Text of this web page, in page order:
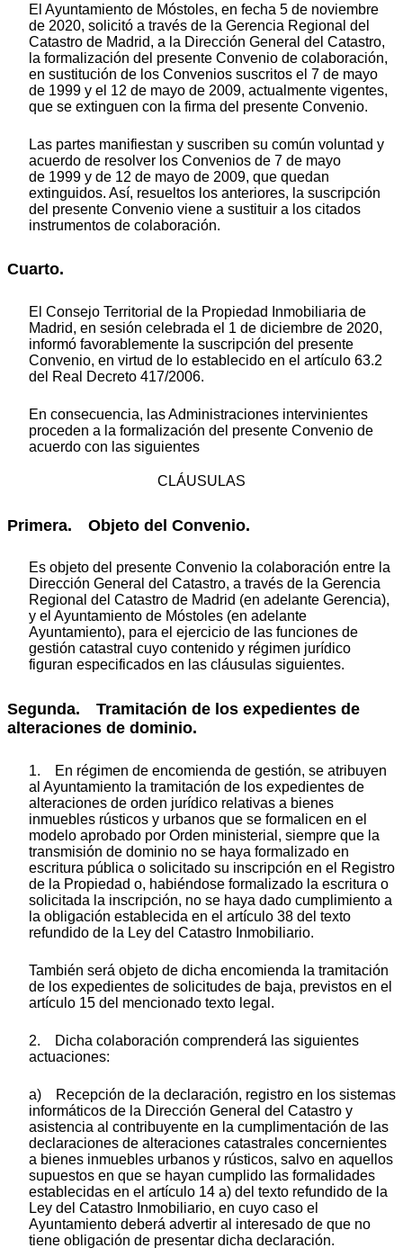
El Ayuntamiento de Móstoles, en fecha 5 de noviembre
de 2020, solicitó a través de la Gerencia Regional del
Catastro de Madrid, a la Dirección General del Catastro,
la formalización del presente Convenio de colaboración,
en sustitución de los Convenios suscritos el 7 de mayo
de 1999 y el 12 de mayo de 2009, actualmente vigentes,
que se extinguen con la firma del presente Convenio.
Las partes manifiestan y suscriben su común voluntad y
acuerdo de resolver los Convenios de 7 de mayo
de 1999 y de 12 de mayo de 2009, que quedan
extinguidos. Así, resueltos los anteriores, la suscripción
del presente Convenio viene a sustituir a los citados
instrumentos de colaboración.
Cuarto.
El Consejo Territorial de la Propiedad Inmobiliaria de
Madrid, en sesión celebrada el 1 de diciembre de 2020,
informó favorablemente la suscripción del presente
Convenio, en virtud de lo establecido en el artículo 63.2
del Real Decreto 417/2006.
En consecuencia, las Administraciones intervinientes
proceden a la formalización del presente Convenio de
acuerdo con las siguientes
CLÁUSULAS
Primera. Objeto del Convenio.
Es objeto del presente Convenio la colaboración entre la
Dirección General del Catastro, a través de la Gerencia
Regional del Catastro de Madrid (en adelante Gerencia),
y el Ayuntamiento de Móstoles (en adelante
Ayuntamiento), para el ejercicio de las funciones de
gestión catastral cuyo contenido y régimen jurídico
figuran especificados en las cláusulas siguientes.
Segunda. Tramitación de los expedientes de
alteraciones de dominio.
1. En régimen de encomienda de gestión, se atribuyen
al Ayuntamiento la tramitación de los expedientes de
alteraciones de orden jurídico relativas a bienes
inmuebles rústicos y urbanos que se formalicen en el
modelo aprobado por Orden ministerial, siempre que la
transmisión de dominio no se haya formalizado en
escritura pública o solicitado su inscripción en el Registro
de la Propiedad o, habiéndose formalizado la escritura o
solicitada la inscripción, no se haya dado cumplimiento a
la obligación establecida en el artículo 38 del texto
refundido de la Ley del Catastro Inmobiliario.
También será objeto de dicha encomienda la tramitación
de los expedientes de solicitudes de baja, previstos en el
artículo 15 del mencionado texto legal.
2. Dicha colaboración comprenderá las siguientes
actuaciones:
a) Recepción de la declaración, registro en los sistemas
informáticos de la Dirección General del Catastro y
asistencia al contribuyente en la cumplimentación de las
declaraciones de alteraciones catastrales concernientes
a bienes inmuebles urbanos y rústicos, salvo en aquellos
supuestos en que se hayan cumplido las formalidades
establecidas en el artículo 14 a) del texto refundido de la
Ley del Catastro Inmobiliario, en cuyo caso el
Ayuntamiento deberá advertir al interesado de que no
tiene obligación de presentar dicha declaración.